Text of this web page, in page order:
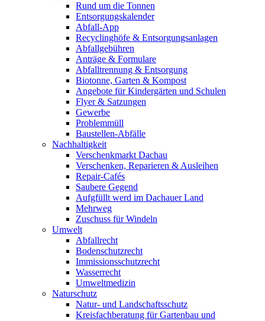
Rund um die Tonnen
Entsorgungskalender
Abfall-App
Recyclinghöfe & Entsorgungsanlagen
Abfallgebühren
Anträge & Formulare
Abfalltrennung & Entsorgung
Biotonne, Garten & Kompost
Angebote für Kindergärten und Schulen
Flyer & Satzungen
Gewerbe
Problemmüll
Baustellen-Abfälle
Nachhaltigkeit
Verschenkmarkt Dachau
Verschenken, Reparieren & Ausleihen
Repair-Cafés
Saubere Gegend
Aufgfüllt werd im Dachauer Land
Mehrweg
Zuschuss für Windeln
Umwelt
Abfallrecht
Bodenschutzrecht
Immissionsschutzrecht
Wasserrecht
Umweltmedizin
Naturschutz
Natur- und Landschaftsschutz
Kreisfachberatung für Gartenbau und